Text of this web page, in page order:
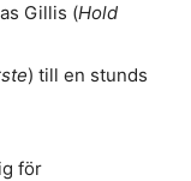
Gillis (Hold
) till en stunds
för